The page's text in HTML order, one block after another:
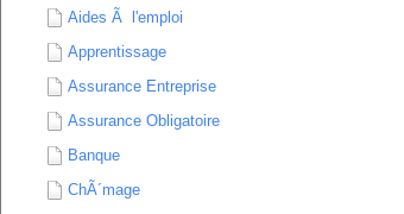
Aides Ã l'emploi
Apprentissage
Assurance Entreprise
Assurance Obligatoire
Banque
ChÃ´mage